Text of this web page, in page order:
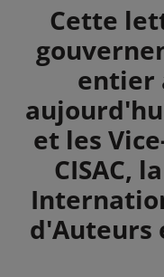
Summary
Cette
entier
et les
CISAC,
d'Auteurs